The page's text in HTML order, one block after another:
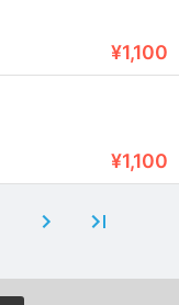
¥1,100
¥1,100